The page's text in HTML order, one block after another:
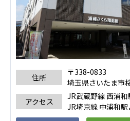
西京都病院
西京都クリニック
洛桂の郷
桂寿の郷
訪問看護ステーション秋桜
上桂の郷
ファミリエール吉祥院
教育（共に生きる仲間達）
住所
〒338-0833
埼玉県さいたま市
アクセス
JR武蔵野線 西浦
JR埼京線 中浦和